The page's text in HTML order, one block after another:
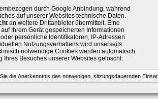
durch Google Anbindung, während
auf unserer Websites technische Daten.
an weitere Drittanbieter übermittelt. Eine
Ihrem Gerät gespeicherten Informationen
persönliche Identifikatoren, IP-Adressen
Nutzungsverhaltens wird unserseits
notwendige Cookies werden automatisch
Ihres Besuches unserer Websites gelöscht.